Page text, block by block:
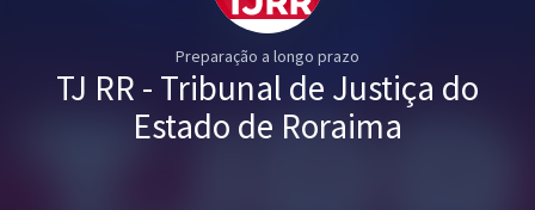
Preparação a longo prazo
TJ RR - Tribunal de Justiça do
Estado de Roraima